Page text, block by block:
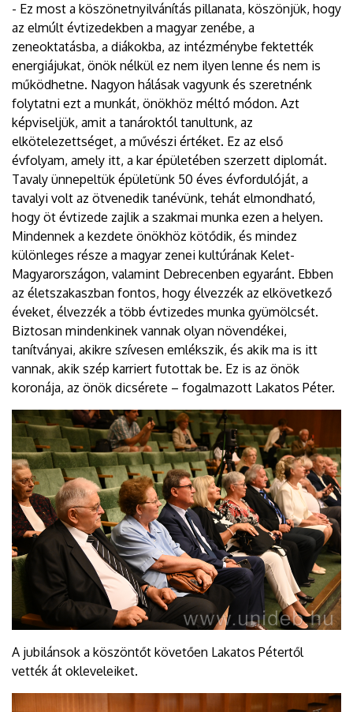
- Ez most a köszönetnyilvánítás pillanata, köszönjük, hogy
az elmúlt évtizedekben a magyar zenébe, a
zeneoktatásba, a diákokba, az intézménybe fektették
energiájukat, önök nélkül ez nem ilyen lenne és nem is
működhetne. Nagyon hálásak vagyunk és szeretnénk
folytatni ezt a munkát, önökhöz méltó módon. Azt
képviseljük, amit a tanároktól tanultunk, az
elkötelezettséget, a művészi értéket. Ez az első
évfolyam, amely itt, a kar épületében szerzett diplomát.
Tavaly ünnepeltük épületünk 50 éves évfordulóját, a
tavalyi volt az ötvenedik tanévünk, tehát elmondható,
hogy öt évtizede zajlik a szakmai munka ezen a helyen.
Mindennek a kezdete önökhöz kötődik, és mindez
különleges része a magyar zenei kultúrának Kelet-
Magyarországon, valamint Debrecenben egyaránt. Ebben
az életszakaszban fontos, hogy élvezzék az elkövetkező
éveket, élvezzék a több évtizedes munka gyümölcsét.
Biztosan mindenkinek vannak olyan növendékei,
tanítványai, akikre szívesen emlékszik, és akik ma is itt
vannak, akik szép karriert futottak be. Ez is az önök
koronája, az önök dicsérete – fogalmazott Lakatos Péter.
A jubilánsok a köszöntőt követően Lakatos Pétertől
vették át okleveleiket.